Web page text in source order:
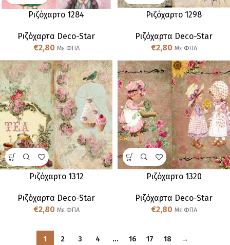
Ριζόχαρτο 1284
Ριζόχαρτα Deco-Star
€2,80 Με ΦΠΑ
Ριζόχαρτο 1298
Ριζόχαρτα Deco-Star
€2,80 Με ΦΠΑ
Ριζόχαρτο 1312
Ριζόχαρτα Deco-Star
€2,80 Με ΦΠΑ
Ριζόχαρτο 1320
Ριζόχαρτα Deco-Star
€2,80 Με ΦΠΑ
1 2 3 4 … 16 17 18 →